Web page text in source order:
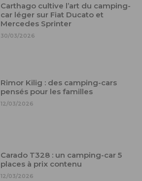
Carthago cultive l’art du camping-
car léger sur Fiat Ducato et
Mercedes Sprinter
30/03/2026
Rimor Kilig : des camping-cars
pensés pour les familles
12/03/2026
Carado T328 : un camping-car 5
places à prix contenu
12/03/2026